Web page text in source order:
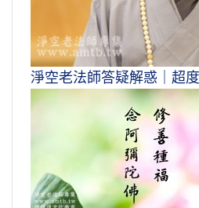
淨空老法師答疑解惑｜超